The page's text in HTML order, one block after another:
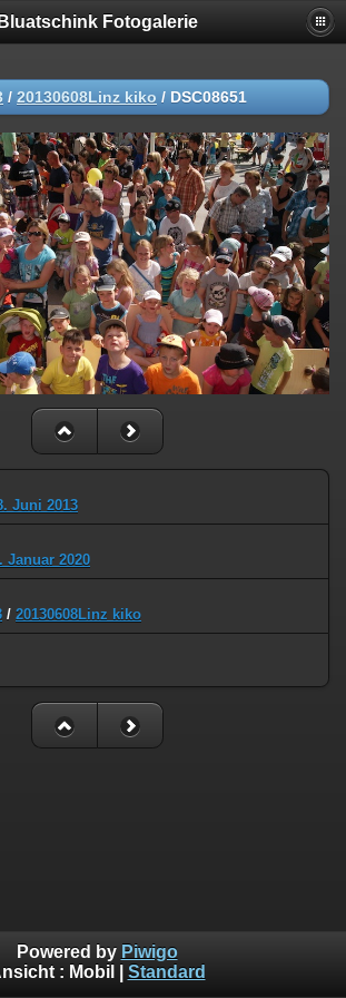
Bluatschink Fotogalerie
/ 20130608Linz kiko / DSC08651
Juni 2013
Januar 2020
/ 20130608Linz kiko
Powered by Piwigo
: Mobil Standard